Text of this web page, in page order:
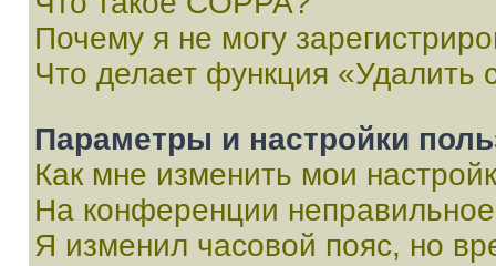
Почему я не могу
Что делает функция «Удалить
Параметры и настройки
Как мне изменить мои
На конференции
Я изменил часовой пояс, но